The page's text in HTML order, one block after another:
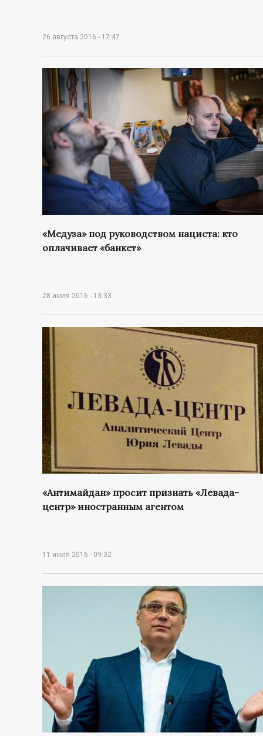
т
а
л
26 августа 2016 - 17:47
«Медуза» под руководством нациста: кто
оплачивает «банкет»
28 июля 2016 - 13:33
«Антимайдан» просит признать «Левада-
центр» иностранным агентом
11 июля 2016 - 09:32